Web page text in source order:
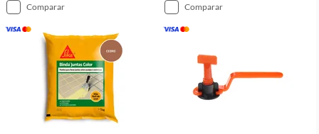
comparar comparar